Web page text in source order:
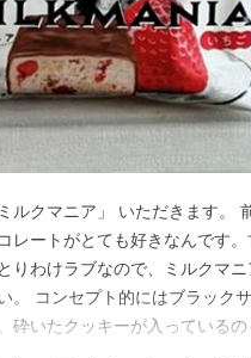
ルクマニア」 いただきます。
レートがとても好きなんです
りわけラブなので、ミルクマ
。 コンセプト的にはブラック
砕いたクッキーが入っている